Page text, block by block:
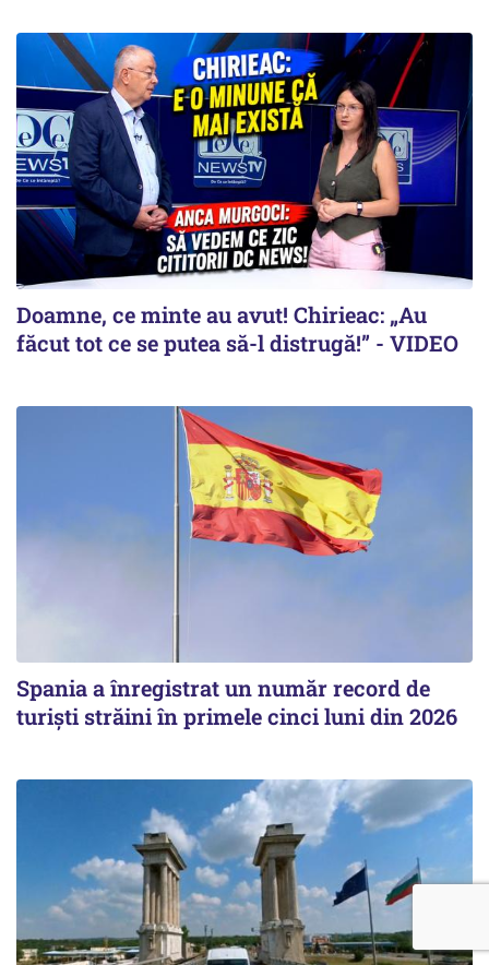
Doamne, ce minte au avut! Chirieac: „Au
făcut tot ce se putea să-l distrugă!” - VIDEO
Spania a înregistrat un număr record de
turiști străini în primele cinci luni din 2026